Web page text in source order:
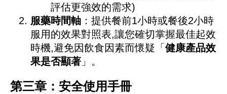
評估更強效的需求)
服藥時間軸 ：提供餐前1小時或餐後2小時
服用的效果對照表,讓您確切掌握最佳起效
時機,避免因飲食因素而懷疑「 健康產品效
果是否顯著 」。
第三章：安全使用手冊